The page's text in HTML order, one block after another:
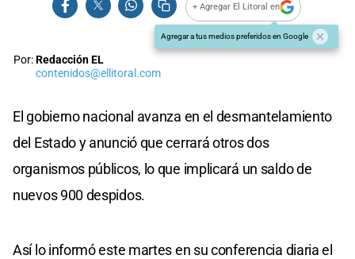
+ Agregar El Litoral en
Agregar a tus medios preferidos en Google
Por:Redacción EL
contenidos@ellitoral.com
El gobierno nacional avanza en el desmantelamiento
del Estado y anunció que cerrará otros dos
organismos públicos, lo que implicará un saldo de
nuevos 900 despidos.
Así lo informó este martes en su conferencia diaria el